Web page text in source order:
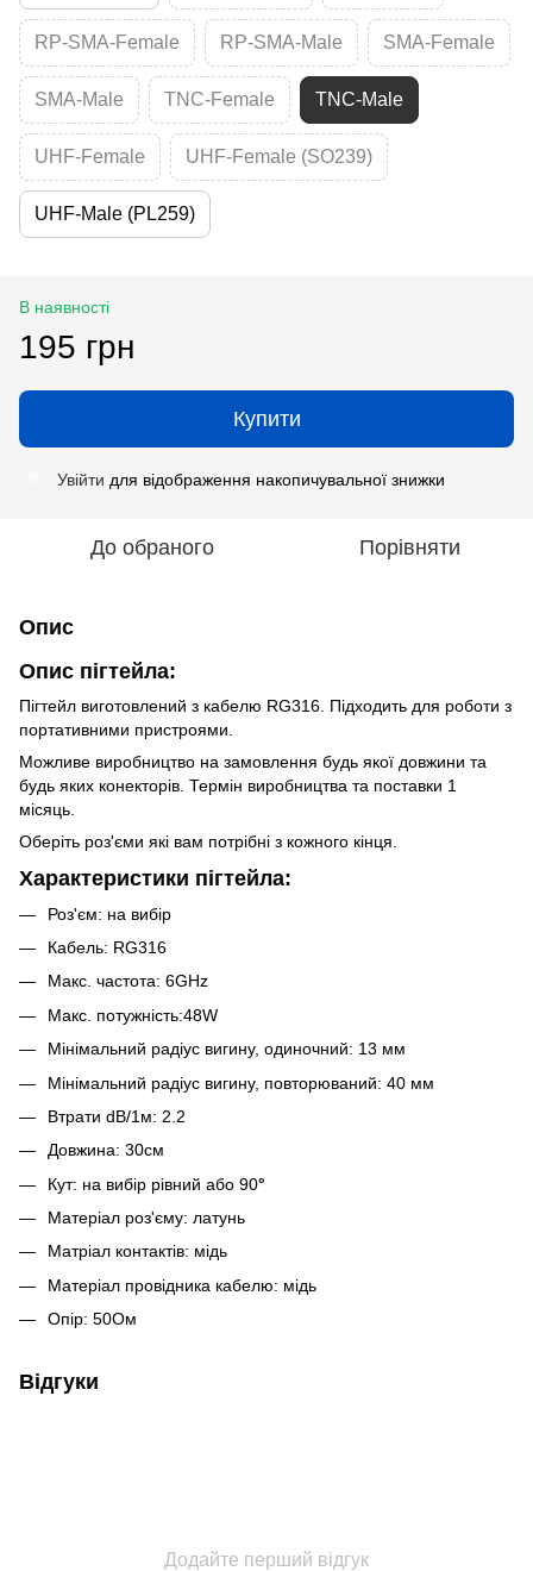
RP-SMA-Female RP-SMA-Male SMA-Female
SMA-Male TNC-Female TNC-Male
UHF-Female UHF-Female (SO239)
UHF-Male (PL259)
В наявності
195 грн
Купити
Увійти для відображення накопичувальної знижки
До обраного Порівняти
Опис
Опис пігтейла:
Пігтейл виготовлений з кабелю RG316. Підходить для роботи з
портативними пристроями.
Можливе виробництво на замовлення будь якої довжини та
будь яких конекторів. Термін виробництва та поставки 1
місяць.
Оберіть роз'єми які вам потрібні з кожного кінця.
Характеристики пігтейла:
Роз'єм: на вибір
Кабель: RG316
Макс. частота: 6GHz
Макс. потужність:48W
Мінімальний радіус вигину, одиночний: 13 мм
Мінімальний радіус вигину, повторюваний: 40 мм
Втрати dB/1м: 2.2
Довжина: 30см
Кут: на вибір рівний або 90°
Матеріал роз'єму: латунь
Матріал контактів: мідь
Матеріал провідника кабелю: мідь
Опір: 50Ом
Відгуки
Додайте перший відгук